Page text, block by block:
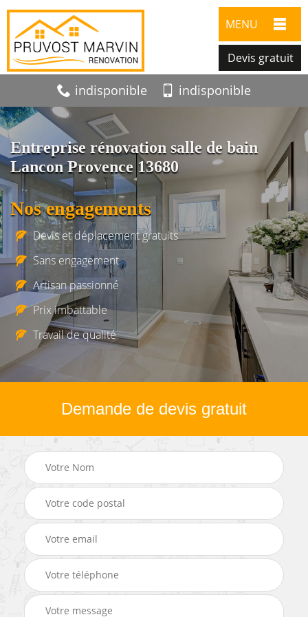
MENU
Devis gratuit
indisponible indisponible
Entreprise rénovation salle de bain
Lancon Provence 13680
Nos engagements
Devis et déplacement gratuits
Sans engagement
Artisan passionné
Prix imbattable
Travail de qualité
Demande de devis gratuit